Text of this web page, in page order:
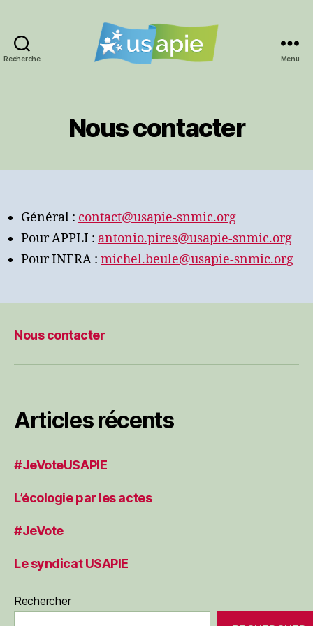
Recherche Menu
Nous contacter
Général : contact@usapie-snmic.org
Pour APPLI : antonio.pires@usapie-snmic.org
Pour INFRA : michel.beule@usapie-snmic.org
Nous contacter
Articles récents
#JeVoteUSAPIE
L’écologie par les actes
#JeVote
Le syndicat USAPIE
Rechercher